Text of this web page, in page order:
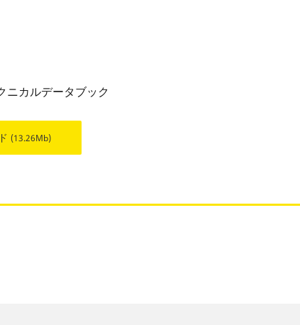
ニカルデータブック
(13.26Mb)